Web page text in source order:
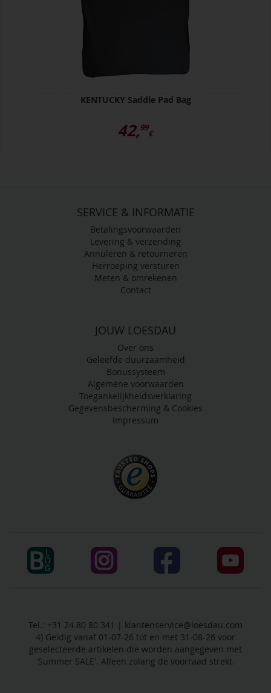
KENTUCKY Saddle Pad Bag
42,99
€
SERVICE & INFORMATIE
Betalingsvoorwaarden
Levering & verzending
Annuleren & retourneren
Herroeping versturen
Meten & omrekenen
Contact
JOUW LOESDAU
Over ons
Geleefde duurzaamheid
Bonussysteem
Algemene voorwaarden
Toegankelijkheidsverklaring
Gegevensbescherming & Cookies
Impressum
Tel.: +31 24 80 80 341 | klantenservice@loesdau.com
4) Geldig vanaf 01-07-26 tot en met 31-08-26 voor
geselecteerde artikelen die worden aangegeven met
'Summer SALE'. Alleen zolang de voorraad strekt.